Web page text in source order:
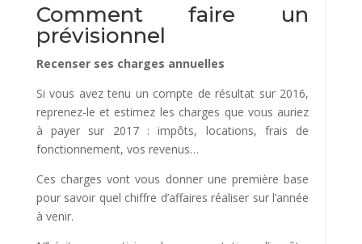
Comment faire un
prévisionnel
Recenser ses charges annuelles
Si vous avez tenu un compte de résultat sur 2016,
reprenez-le et estimez les charges que vous auriez
à payer sur 2017 : impôts, locations, frais de
fonctionnement, vos revenus…
Ces charges vont vous donner une première base
pour savoir quel chiffre d’affaires réaliser sur l’année
à venir.